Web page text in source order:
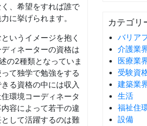
、希望をすれば誰で
に挙げられます。
いうイメージを抱く
ィネーターの資格は
の2種類となっていま
て独学で勉強をする
る資格の中には収入
環境コーディネータ
容によって若干の違
して活躍するのは難
カテゴリ
バリア
介護業
医療業
受験資
建築業
生活
福祉住
設備